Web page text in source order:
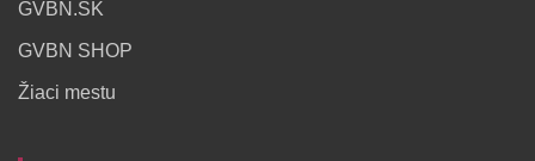
GVBN.SK
GVBN SHOP
Žiaci mestu